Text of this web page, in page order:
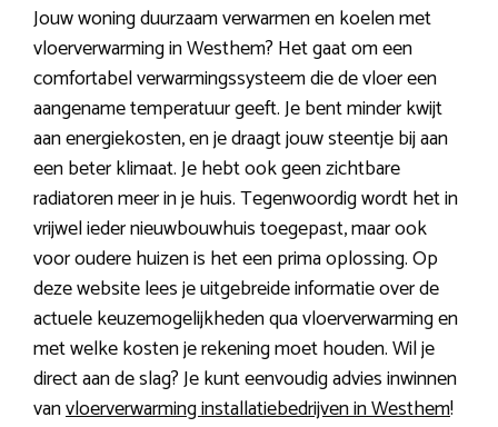
Jouw woning duurzaam verwarmen en koelen met
vloerverwarming in Westhem? Het gaat om een
comfortabel verwarmingssysteem die de vloer een
aangename temperatuur geeft. Je bent minder kwijt
aan energiekosten, en je draagt jouw steentje bij aan
een beter klimaat. Je hebt ook geen zichtbare
radiatoren meer in je huis. Tegenwoordig wordt het in
vrijwel ieder nieuwbouwhuis toegepast, maar ook
voor oudere huizen is het een prima oplossing. Op
deze website lees je uitgebreide informatie over de
actuele keuzemogelijkheden qua vloerverwarming en
met welke kosten je rekening moet houden. Wil je
direct aan de slag? Je kunt eenvoudig advies inwinnen
vanvloerverwarming installatiebedrijven in Westhem!